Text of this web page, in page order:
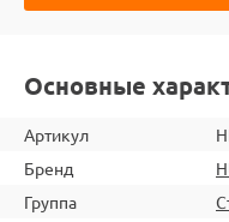
Основные
Артикул
Бренд
Группа